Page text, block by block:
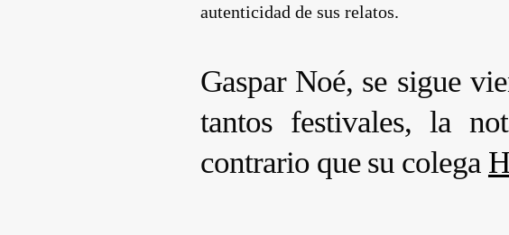
autenticidad de sus relatos.
Gaspar Noé, se sigue
tantos festivales, la
contrario que su colega